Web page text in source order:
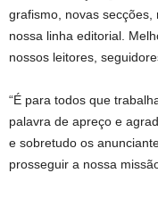
grafismo, novas
nossa linha editorial.
nossos leitores,
“É para todos que
palavra de apreço e
e sobretudo os
prosseguir a nossa